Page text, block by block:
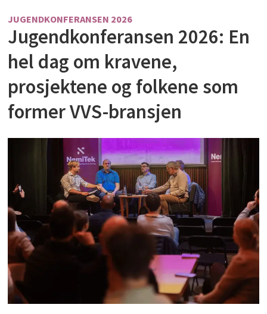
JUGENDKONFERANSEN 2026
Jugendkonferansen 2026: En
hel dag om kravene,
prosjektene og folkene som
former VVS-bransjen